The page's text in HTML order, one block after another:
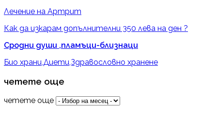
Лечение на Артрит
Как да изкарам допълнителни 350 лева на ден ?
Сродни души ,пламъци-близнаци
Био храни,Диети,Здравословно хранене
четете още
четете още